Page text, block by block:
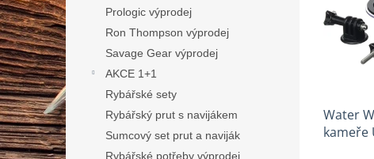
Prologic výprodej
Ron Thompson výprodej
Savage Gear výprodej
AKCE 1+1
Rybářské sety
Rybářský prut s navijákem
Sumcový set prut a naviják
Rybářské potřeby výprodej
dp
Water
kameře